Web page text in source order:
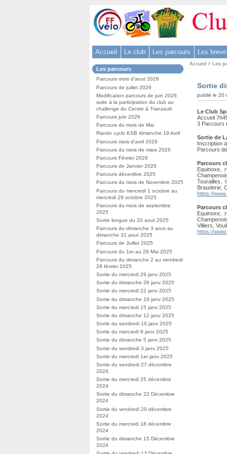
Accueil Le club Les parcours Les
Dans
la
rubrique
:
Les parcours
Parcours mois d’aout 2026
Parcours de juillet 2026
Modification parcours de juin 2026
suite à la participation du club au
challenge du Centre à Tranzault
Parcours juin 2026
Parcours du mois de Mai
Rando cyclo KSB dimanche 19 Avril
Parcours mois d’avril 2026
Parcours du mois de mars 2026
Parcours Février 2026
Parcours de Janvier 2026
Parcours décembre 2025
Parcours du mois de Novembre 2025
Parcours du mercredi 1 octobre au
mercredi 29 octobre 2025
Parcours du mois de septembre
2025
Sortie longue du 20 aout 2025
Parcours du dimanche 3 aout au
dimanche 31 aout 2025
Parcours de Juillet 2025
Parcours du 1er au 29 Mai 2025
Parcours du dimanche 2 au vendredi
28 février 2025
Sortie du mercredi 29 janv 2025
Sortie du dimanche 26 janv 2025
Sortie du mercredi 22 janv 2025
Sortie du dimanche 19 janv 2025
Sortie du mercredi 15 janv 2025
Sortie du dimanche 12 janv 2025
Sortie du vendredi 10 janv 2025
Sortie du mercredi 8 janv 2025
Sortie du dimanche 5 janv 2025
Sortie du vendredi 3 janv 2025
Sortie du mercredi 1er janv 2025
Sortie du vendredi 27 décembre
2024
Sortie du mercredi 25 décembre
2024
Sortie du dimanche 22 Décembre
2024
Sortie du vendredi 20 décembre
2024
Sortie du mercredi 18 décembre
2024
Sortie du dimanche 15 Décembre
2024
Vous
Accueil >Les
Sortie
publié le 20
Le Club
Accueil
3 Parcours
Sortie de
Inscription
Parcours
Parcours
Equinoxe,
Tourailles,
Brauderie,
https://
Parcours
Equinoxe,
Villiers,
https://